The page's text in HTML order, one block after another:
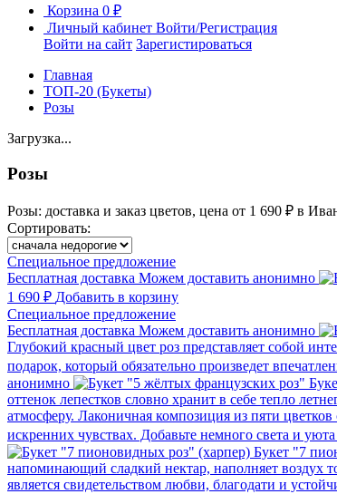
Корзина 0 ₽
Личный кабинет Войти/Регистрация
Войти на сайт Зарегистироваться
Главная
ТОП-20 (Букеты)
Розы
Загрузка...
Розы
Розы: доставка и заказ цветов, цена от 1 690 ₽ в
Сортировать:
Cпециальное предложение
Бесплатная доставка Можем доставить анонимно
1 690 ₽ Добавить в корзину
Cпециальное предложение
Бесплатная доставка Можем доставить анонимно
Глубокий красный цвет роз представляет собой
подарок, который обязательно произведет
анонимно
оттенок лепестков словно хранит в себе тепло
атмосферу. Лаконичная композиция из пяти
искренних чувствах. Добавьте немного света и
Букет "7
напоминающий сладкий нектар, наполняет воздух
является свидетельством любви, благодати и